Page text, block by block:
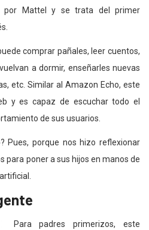
por Mattel y se trata del primer
comprar pañales, leer cuentos,
a dormir, enseñarles nuevas
etc. Similar al Amazon Echo, este
y es capaz de escuchar todo el
de sus usuarios.
Pues, porque nos hizo reflexionar
para poner a sus hijos en manos de
Para padres primerizos, este